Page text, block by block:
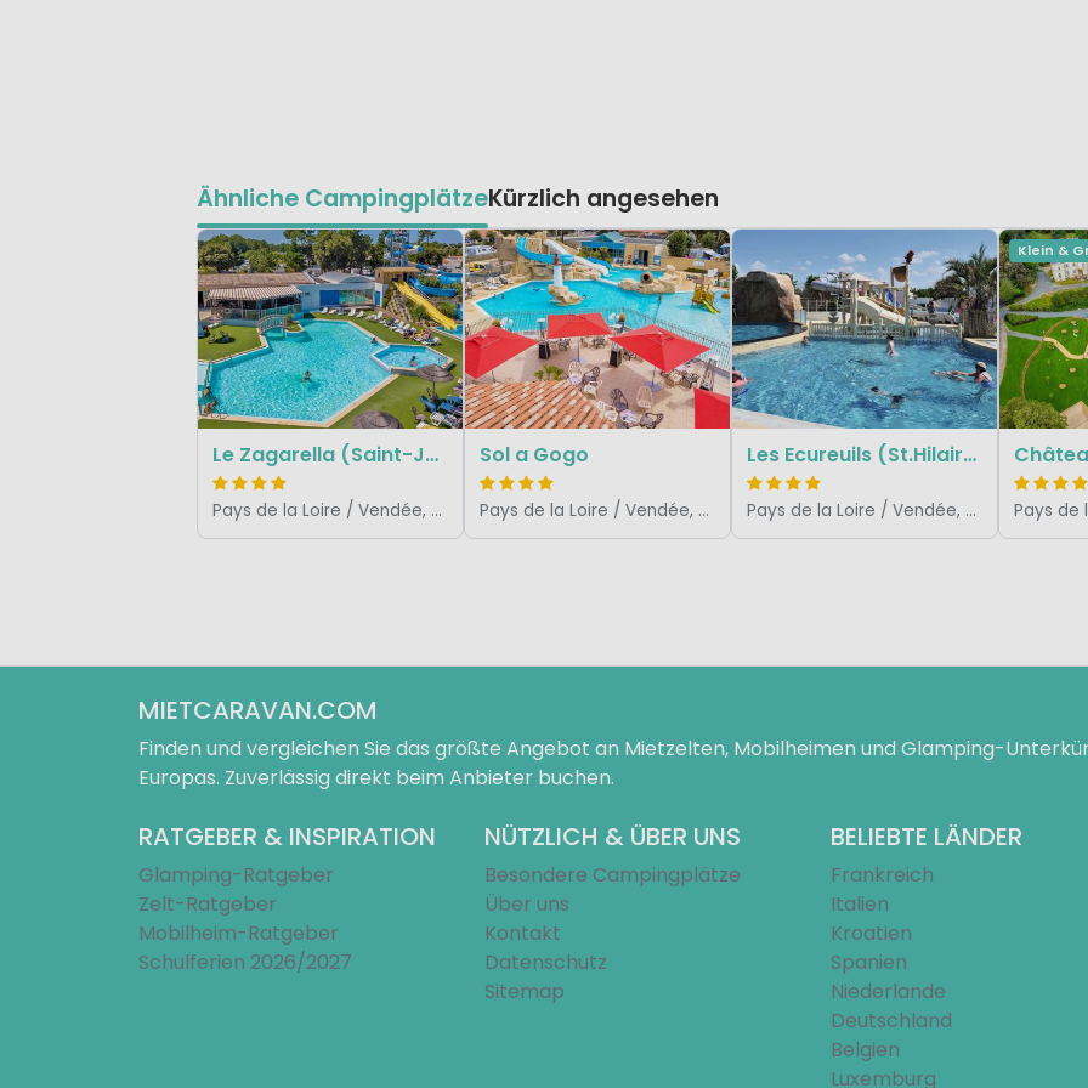
Ähnliche CampingplätzeKürzlich angesehen
Le Zagarella (Saint-Jean)
Pays de la Loire / Vendée, Frankreich
Sol a Gogo
Pays de la Loire / Vendée, Frankreich
Les Ecureuils (St.Hilaire)
Pays de la Loire / Vendée, Frankreich
Klein &
MIETCARAVAN.COM
Finden und vergleichen Sie das größte Angebot an Mietzelten, Mobilheimen und Glamping-
Europas. Zuverlässig direkt beim Anbieter buchen.
RATGEBER & INSPIRATION
Glamping-Ratgeber
Zelt-Ratgeber
Mobilheim-Ratgeber
Schulferien 2026/2027
NÜTZLICH & ÜBER UNS
Besondere Campingplätze
Über uns
Kontakt
Datenschutz
Sitemap
BELIEBTE LÄNDER
Frankreich
Italien
Kroatien
Spanien
Niederlande
Deutschland
Belgien
Luxemburg